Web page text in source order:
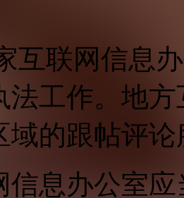
互联网信息
法工作。地
域的跟帖评
信息办公室